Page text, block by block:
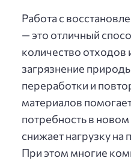
Работа с
— это отличный
количество отходов
загрязнение
переработки и
материалов
потребность в
снижает нагрузку
При этом многие